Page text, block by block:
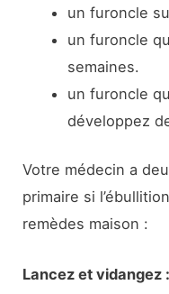
un furoncle
un furoncle
semaines.
un furoncle
développez
Votre médecin a
primaire si
remèdes maison :
Lancez et vidangez :